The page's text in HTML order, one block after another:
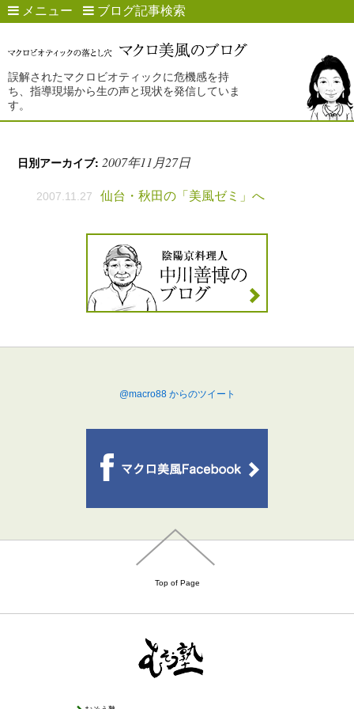
メニュー ブログ記事検索
誤解されたマクロビオティックに危機感を持
ち、指導現場から生の声と現状を発信していま
す。
日別アーカイブ:2007年11月27日
2007.11.27 仙台・秋田の「美風ゼミ」へ
@macro88 からのツイート
Top of Page